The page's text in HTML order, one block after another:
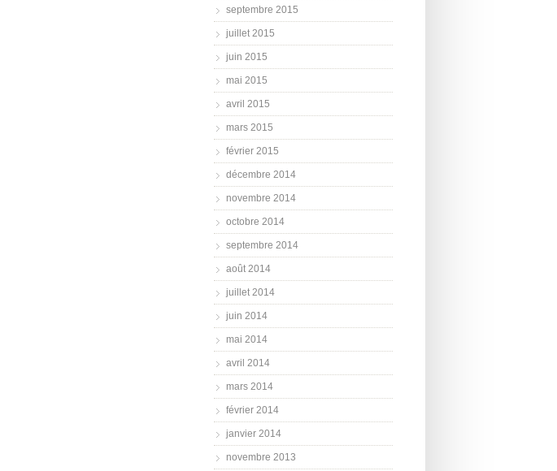
septembre 2015
juillet 2015
juin 2015
mai 2015
avril 2015
mars 2015
février 2015
décembre 2014
novembre 2014
octobre 2014
septembre 2014
août 2014
juillet 2014
juin 2014
mai 2014
avril 2014
mars 2014
février 2014
janvier 2014
novembre 2013